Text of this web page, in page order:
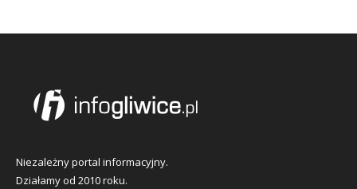
Niezależny portal informacyjny.
Działamy od 2010 roku.